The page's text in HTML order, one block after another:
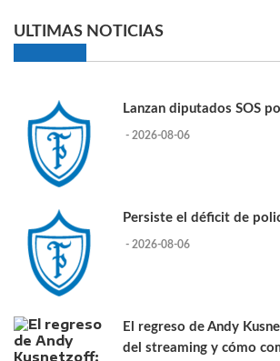
ULTIMAS NOTICIAS
Lanzan diputados SOS
- 2026-08-06
Persiste el déficit de
- 2026-08-06
El regreso de Andy
del streaming y cómo